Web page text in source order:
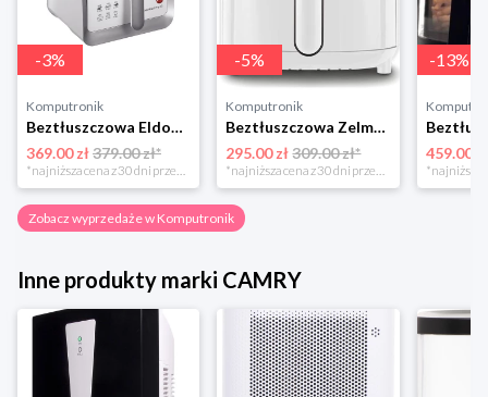
-3%
Komputronik
Beztłuszczowa Eldom MFC1000 biało-srebrny
369.00 zł379.00 zł*
-5%
Komputronik
Beztłuszczowa Zelmer ZAF3551W biały
295.00 zł 309.00 zł*
-13%
459.00 zł
Zobacz wyprzedaże w Komputronik
Inne produkty marki CAMRY